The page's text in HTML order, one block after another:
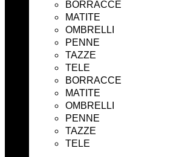
BORRACCE
MATITE
OMBRELLI
PENNE
TAZZE
TELE
BORRACCE
MATITE
OMBRELLI
PENNE
TAZZE
TELE